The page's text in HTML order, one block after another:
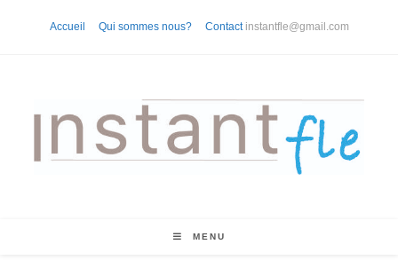
Accueil Qui sommes nous? Contact instantfle@gmail.com
MENU